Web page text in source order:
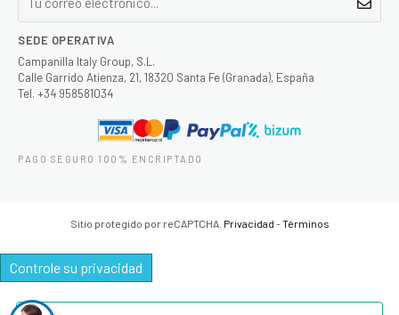
SEDE OPERATIVA
Campanilla Italy Group, S.L.
Calle Garrido Atienza, 21, 18320 Santa Fe (Granada), España
Tel. +34 958581034
PAGO SEGURO 100% ENCRIPTADO
Sitio protegido por reCAPTCHA. Privacidad -Términos
Controle su privacidad